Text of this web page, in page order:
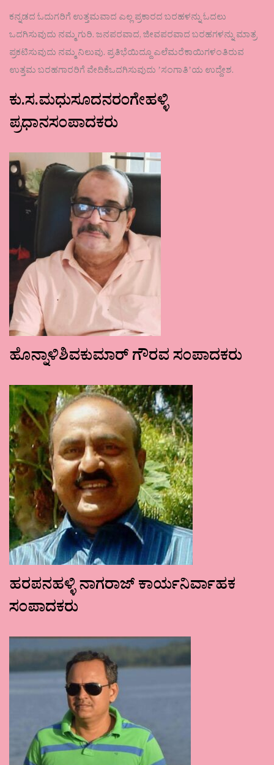
ಕನ್ನಡದ ಓದುಗರಿಗೆ ಉತ್ತಮವಾದ ಎಲ್ಲ ಪ್ರಕಾರದ ಬರಹಳನ್ನು ಓದಲು
ಒದಗಿಸುವುದು ನಮ್ಮ ಗುರಿ. ಜನಪರವಾದ, ಜೀವಪರವಾದ ಬರಹಗಳನ್ನು ಮಾತ್ರ
ಪ್ರಕಟಿಸುವುದು ನಮ್ಮ ನಿಲುವು. ಪ್ರತಿಭೆಯಿದ್ದೂ ಎಲೆಮರೆಕಾಯಿಗಳಂತಿರುವ
ಉತ್ತಮ ಬರಹಗಾರರಿಗೆ ವೇದಿಕೆಒದಗಿಸುವುದು ʼಸಂಗಾತಿʼಯ ಉದ್ದೇಶ.
ಕು.ಸ.ಮಧುಸೂದನರಂಗೇಹಳ್ಳಿ
ಪ್ರಧಾನಸಂಪಾದಕರು
ಹೊನ್ನಾಳಿಶಿವಕುಮಾರ್ ಗೌರವ ಸಂಪಾದಕರು
ಹರಪನಹಳ್ಳಿ ನಾಗರಾಜ್ ಕಾರ್ಯನಿರ್ವಾಹಕ
ಸಂಪಾದಕರು